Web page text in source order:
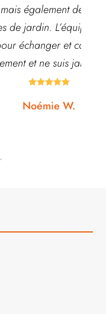
pots ou autre
est souvent
J’y vais
déçue.